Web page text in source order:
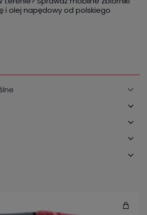
i olej napędowy od polskiego